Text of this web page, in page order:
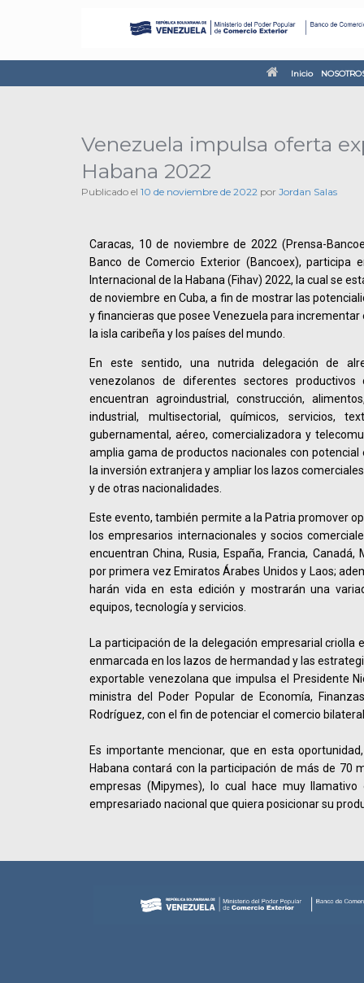
Inicio
Venezuela impulsa oferta
Habana 2022
Publicado el 10 de noviembre de 2022 por Jordan Salas
Caracas, 10 de noviembre de 2022 (Prensa-
Banco de Comercio Exterior (Bancoex), participa
Internacional de la Habana (Fihav) 2022, la cual se
de noviembre en Cuba, a fin de mostrar las
y financieras que posee Venezuela para
la isla caribeña y los países del mundo.
En este sentido, una nutrida delegación de
venezolanos de diferentes sectores
encuentran agroindustrial, construcción,
industrial, multisectorial, químicos, servicios,
gubernamental, aéreo, comercializadora y
amplia gama de productos nacionales con
la inversión extranjera y ampliar los lazos
y de otras nacionalidades.
Este evento, también permite a la Patria promover
los empresarios internacionales y socios
encuentran China, Rusia, España, Francia, Canadá,
por primera vez Emiratos Árabes Unidos y Laos;
harán vida en esta edición y mostrarán una
equipos, tecnología y servicios.
La participación de la delegación empresarial
enmarcada en los lazos de hermandad y las
exportable venezolana que impulsa el Presidente
ministra del Poder Popular de Economía,
Rodríguez, con el fin de potenciar el comercio
Es importante mencionar, que en esta
Habana contará con la participación de más de 70
empresas (Mipymes), lo cual hace muy
empresariado nacional que quiera posicionar su